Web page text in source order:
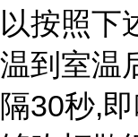
以按照下
温到室温
隔30秒,